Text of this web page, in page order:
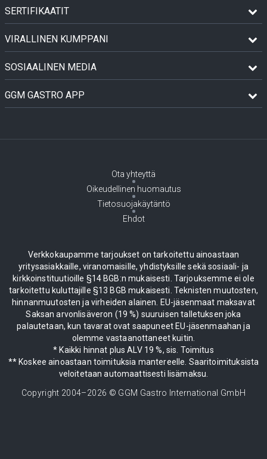
SERTIFIKAATIT
VIRALLINEN KUMPPANI
SOSIAALINEN MEDIA
GGM GASTRO APP
Ota yhteyttä
Oikeudellinen huomautus
Tietosuojakäytäntö
Ehdot
Verkkokaupamme tarjoukset on tarkoitettu ainoastaan
yritysasiakkaille, viranomaisille, yhdistyksille sekä sosiaali- ja
kirkkoinstituutioille §14 BGB:n mukaisesti. Tarjouksemme ei ole
tarkoitettu kuluttajille §13 BGB mukaisesti. Teknisten muutosten,
hinnanmuutosten ja virheiden alainen. EU-jäsenmaat maksavat
Saksan arvonlisäveron (19 %) suuruisen talletuksen joka
palautetaan, kun tavarat ovat saapuneet EU-jäsenmaahan ja
olemme vastaanottaneet kuitin.
* Kaikki hinnat plus ALV 19 %, sis. Toimitus
** Koskee ainoastaan toimituksia mantereelle. Saaritoimituksista
veloitetaan automaattisesti lisämaksu.
Copyright 2004–2026 © GGM Gastro International GmbH